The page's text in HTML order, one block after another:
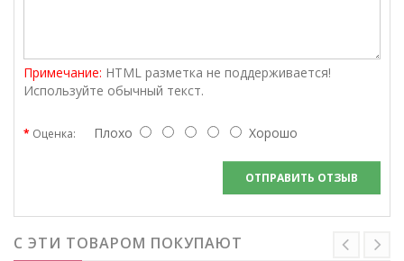
Примечание: HTML разметка не поддерживается!
Используйте обычный текст.
Оценка: Плохо Хорошо
ОТПРАВИТЬ ОТЗЫВ
С ЭТИ ТОВАРОМ ПОКУПАЮТ